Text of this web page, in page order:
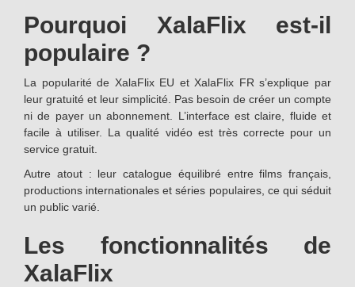
Pourquoi XalaFlix est-il
populaire ?
La popularité de XalaFlix EU et XalaFlix FR s’explique par
leur gratuité et leur simplicité. Pas besoin de créer un compte
ni de payer un abonnement. L’interface est claire, fluide et
facile à utiliser. La qualité vidéo est très correcte pour un
service gratuit.
Autre atout : leur catalogue équilibré entre films français,
productions internationales et séries populaires, ce qui séduit
un public varié.
Les fonctionnalités de
XalaFlix